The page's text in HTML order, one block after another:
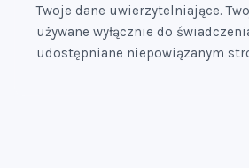
Twoje dane uwierzytelniające.
używane wyłącznie do
udostępniane niepowiązanym